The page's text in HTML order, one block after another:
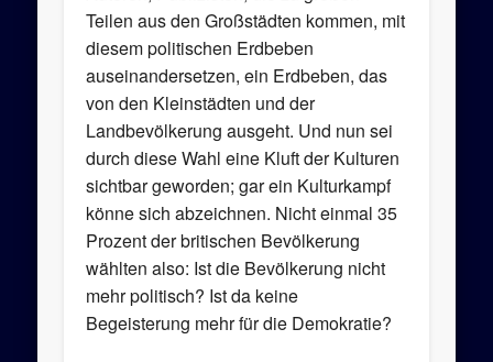
Teilen aus den Großstädten kommen, mit
diesem politischen Erdbeben
auseinandersetzen, ein Erdbeben, das
von den Kleinstädten und der
Landbevölkerung ausgeht. Und nun sei
durch diese Wahl eine Kluft der Kulturen
sichtbar geworden; gar ein Kulturkampf
könne sich abzeichnen. Nicht einmal 35
Prozent der britischen Bevölkerung
wählten also: Ist die Bevölkerung nicht
mehr politisch? Ist da keine
Begeisterung mehr für die Demokratie?